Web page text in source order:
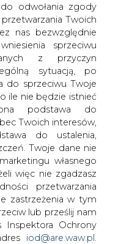
odwołania zgody
Twoich
nas bezwzględnie
sprzeciwu
z przyczyn
sytuacją, po
do sprzeciwu Twoje
ile nie będzie istnieć
podstawa do
Twoich interesów,
do ustalenia,
Twoje dane nie
własnego
więc nie zgadzasz
przetwarzania
zastrzeżenia w tym
lub prześlij nam
Inspektora Ochrony
iod@are.waw.pl
z UOG ze
Arabskich i
gazu
swój pakiet w Dolphin
przesyłu wart 3,5 mld
zwiększenie swojego
UOG zamierza
sztucznej inteligencji.
włączenie publikacji do